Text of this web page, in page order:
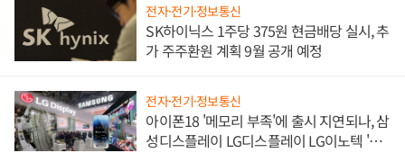
전자·전기·정보통신
SK하이닉스 1주당 375원 현금배당 실시, 추
가 주주환원 계획 9월 공개 예정
전자·전기·정보통신
아이폰18 '메모리 부족'에 출시 지연되나, 삼
성디스플레이 LG디스플레이 LG이노텍 '탈